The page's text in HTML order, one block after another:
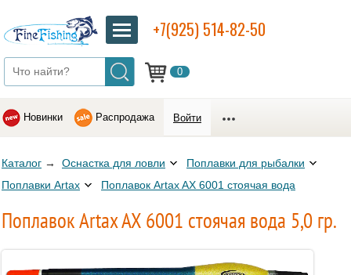
0
+7(925) 514-82-50
Новинки Распродажа Войти
Каталог → Оснастка для ловли
Поплавки для рыбалки
Поплавки Artax
Поплавок Artax AX 6001 стоячая вода
Поплавок Artax AX 6001 стоячая вода 5,0 гр.